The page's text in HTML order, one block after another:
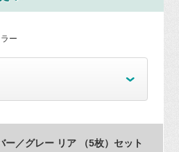
ー
ー／グレー リア （5枚）セット